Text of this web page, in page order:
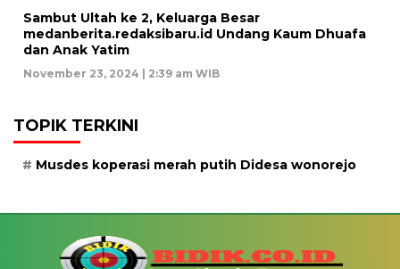
Sambut Ultah ke 2, Keluarga Besar
medanberita.redaksibaru.id Undang Kaum Dhuafa
dan Anak Yatim
November 23, 2024 | 2:39 am WIB
TOPIK TERKINI
Musdes koperasi merah putih Didesa wonorejo